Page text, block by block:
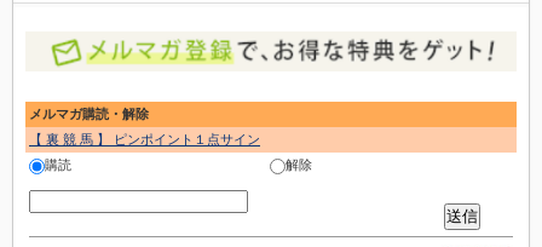
メルマガ購読・解除
【 裏 競 馬 】 ピンポイント１点サイン
購読
解除